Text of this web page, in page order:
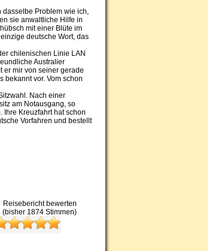
dasselbe Problem wie ich,
sie anwaltliche Hilfe in
mit einer Blüte im
deutsche Wort, das
chilenischen Linie LAN
Australier
er mir von seiner gerade
bekannt vor. Vom schon
Nach einer
am Notausgang, so
Ihre Kreuzfahrt hat schon
Vorfahren und bestellt
Reisebericht bewerten
(bisher 1874 Stimmen)